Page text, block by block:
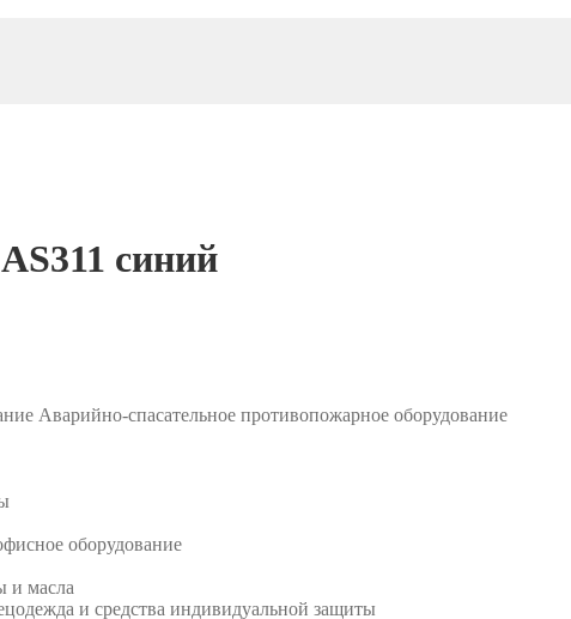
синий
Аварийно-спасательное противопожарное оборудование
оборудование
и масла
и средства индивидуальной защиты